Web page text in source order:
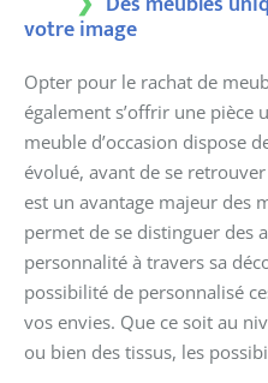
votre image
Opter pour le rachat de
également s’offrir une pièce
meuble d’occasion dispose
évolué, avant de se
est un avantage majeur des
permet de se distinguer des
personnalité à travers sa
possibilité de personnalisé
vos envies. Que ce soit au
ou bien des tissus, les